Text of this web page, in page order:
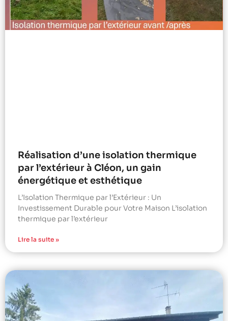
Réalisation d’une isolation thermique
par l’extérieur à Cléon, un gain
énergétique et esthétique
L’Isolation Thermique par l’Extérieur : Un
Investissement Durable pour Votre Maison L’isolation
thermique par l’extérieur
Lire la suite »